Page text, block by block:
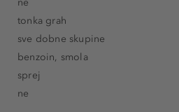
ne
tonka grah
sve dobne skupine
benzoin, smola
sprej
ne